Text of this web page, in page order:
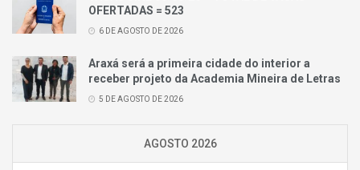
OFERTADAS = 523
6 DE AGOSTO DE 2026
Araxá será a primeira cidade do interior a
receber projeto da Academia Mineira de Letras
5 DE AGOSTO DE 2026
AGOSTO 2026